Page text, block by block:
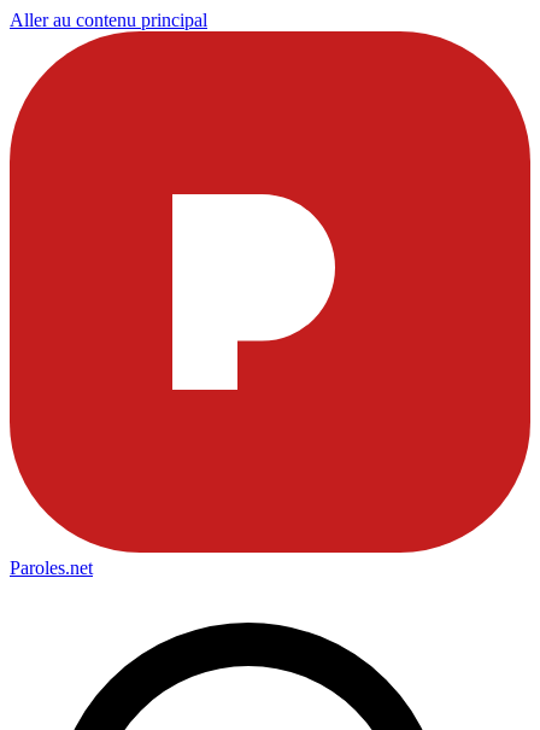
Aller au contenu principal
Paroles.net